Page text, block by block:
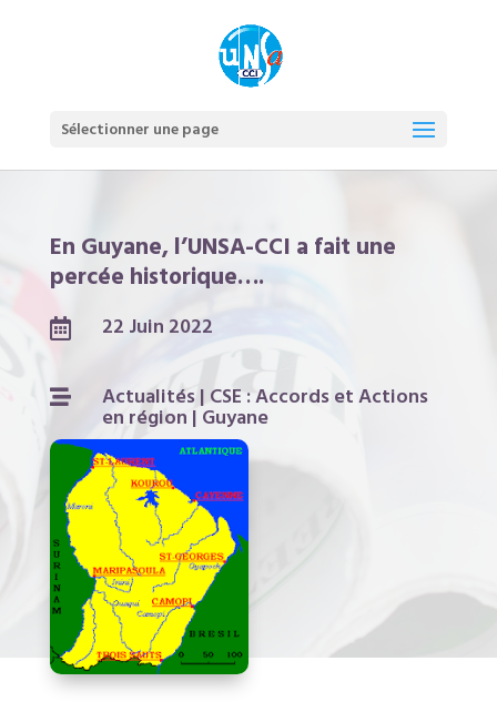
Sélectionner une page
En Guyane, l’UNSA-CCI a fait une
percée historique….
 22 Juin 2022
 Actualités| CSE : Accords et Actions
en région | Guyane